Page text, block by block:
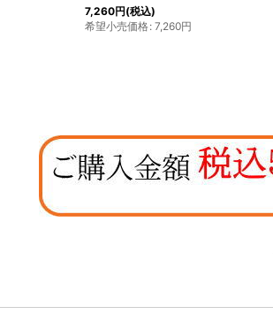
16,500円(税込)